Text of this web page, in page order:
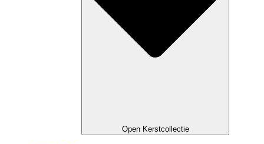
Open Kerstcollectie